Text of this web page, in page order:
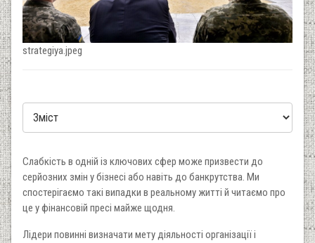
strategiya.jpeg
Слабкість в одній із ключових сфер може при­звести до
серйозних змін у бізнесі або навіть до банкрутства. Ми
спостерігаємо такі випадки в реальному житті й читаємо про
це у фінансовій пресі майже щодня.
Лідери повинні визначати мету діяльності органі­зації і